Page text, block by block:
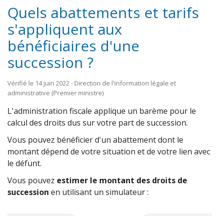
Quels abattements et tarifs
s'appliquent aux
bénéficiaires d'une
succession ?
Vérifié le 14 juin 2022 - Direction de l'information légale et
administrative (Premier ministre)
L'administration fiscale applique un barème pour le
calcul des droits dus sur votre part de succession.
Vous pouvez bénéficier d'un abattement dont le
montant dépend de votre situation et de votre lien avec
le défunt.
Vous pouvez estimer le montant des droits de
succession en utilisant un simulateur :